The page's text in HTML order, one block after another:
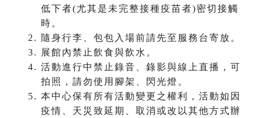
低下者(尤其是未完整接種疫苗者)密切接觸
時。
隨身行李、包包入場前請先至服務台寄放。
展館內禁止飲食與飲水。
活動進行中禁止錄音、錄影與線上直播，可
拍照，請勿使用腳架、閃光燈。
本中心保有所有活動變更之權利，活動如因
疫情、天災致延期、取消或改以其他方式辦